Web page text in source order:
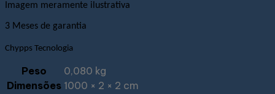
Imagem meramente ilustrativa
3 Meses de garantia
Chypps Tecnologia
Peso
0,080 kg
Dimensões 1000 × 2 × 2 cm